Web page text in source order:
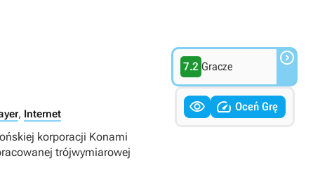
, Internet
korporacji Konami
trójwymiarowej
7.2 Gracze 
  Oceń Grę